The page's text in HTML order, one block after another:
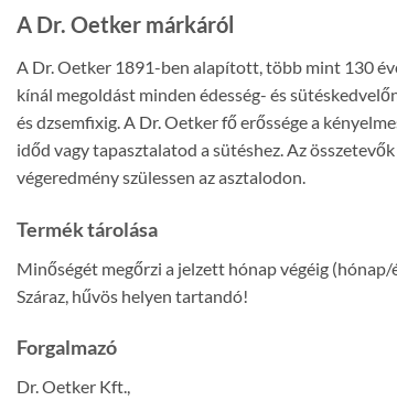
A Dr. Oetker márkáról
A Dr. Oetker 1891-ben alapított, több mint 130
kínál megoldást minden édesség- és
és dzsemfixig. A Dr. Oetker fő erőssége a
időd vagy tapasztalatod a sütéshez. Az
végeredmény szülessen az asztalodon.
Termék tárolása
Minőségét megőrzi a jelzett hónap végéig (hónap/
Száraz, hűvös helyen tartandó!
Forgalmazó
Dr. Oetker Kft.,